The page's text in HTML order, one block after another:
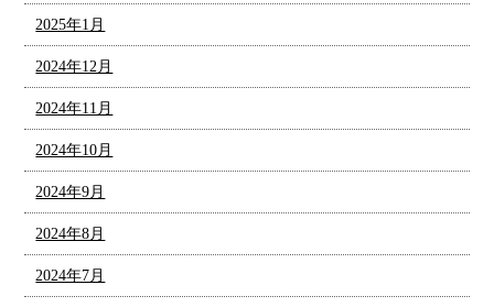
2025年1月
2024年12月
2024年11月
2024年10月
2024年9月
2024年8月
2024年7月